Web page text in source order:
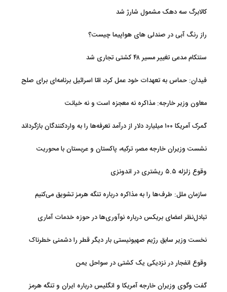
کالابرگ سه دهک مشمول شارژ شد
راز رنگ آبی در صندلی های هواپیما چیست؟
سنتکام مدعی تغییر مسیر ۴۸ کشتی تجاری شد
فیدان: حماس به تعهدات خود عمل کرد، امّا اسرائیل برنامه‌ای برای صلح
معاون وزیر خارجه: مذاکره نه معجزه است و نه خیانت
گمرک آمریکا ۱۰۰ میلیارد دلار از درآمد تعرفه‌ها را به واردکنندگان بازگرداند
نشست وزیران خارجه مصر، ترکیه، پاکستان و عربستان با محوریت
وقوع زلزله ۵.۵ ریشتری در اندونزی
سازمان ملل: طرف‌ها را به مذاکره درباره تنگه هرمز تشویق می‌کنیم
تبادل‌نظر اعضای بریکس درباره نوآوری‌ها در حوزه خدمات آماری
نخست وزیر سابق رژیم صهیونیستی بار دیگر قطر را دشمنی خطرناک
وقوع انفجار در نزدیکی یک کشتی در سواحل یمن
گفت وگوی وزیران خارجه آمریکا و انگلیس درباره ایران و تنگه هرمز